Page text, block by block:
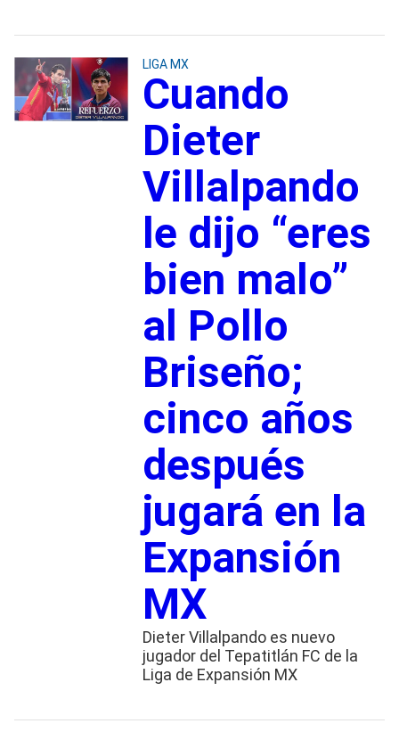
LIGA MX
Cuando
Dieter
Villalpando
le dijo “eres
bien malo”
al Pollo
Briseño;
cinco años
después
jugará en la
Expansión
MX
Dieter Villalpando es nuevo
jugador del Tepatitlán FC de la
Liga de Expansión MX